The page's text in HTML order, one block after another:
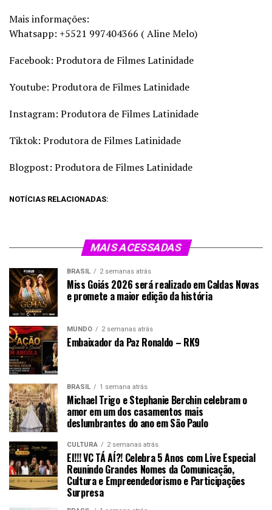
Mais informações:
Whatsapp: +5521 997404366 ( Aline Melo)
Facebook: Produtora de Filmes Latinidade
Youtube: Produtora de Filmes Latinidade
Instagram: Produtora de Filmes Latinidade
Tiktok: Produtora de Filmes Latinidade
Blogpost: Produtora de Filmes Latinidade
NOTÍCIAS RELACIONADAS:
MAIS ACESSADAS
BRASIL 2 semanas atrás
Miss Goiás 2026 será realizado em Caldas Novas
e promete a maior edição da história
MUNDO 2 semanas atrás
Embaixador da Paz Ronaldo – RK9
BRASIL 1 semana atrás
Michael Trigo e Stephanie Berchin celebram o
amor em um dos casamentos mais
deslumbrantes do ano em São Paulo
CULTURA 2 semanas atrás
EI!!! VC TÁ AÍ?! Celebra 5 Anos com Live Especial
Reunindo Grandes Nomes da Comunicação,
Cultura e Empreendedorismo e Participações
Surpresa